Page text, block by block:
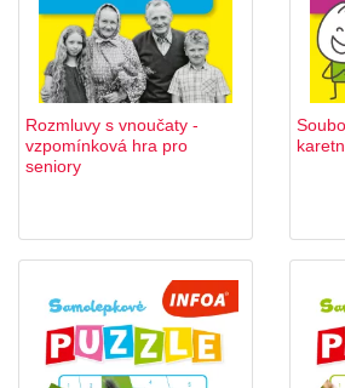
Rozmluvy s vnoučaty -
vzpomínková hra pro
seniory